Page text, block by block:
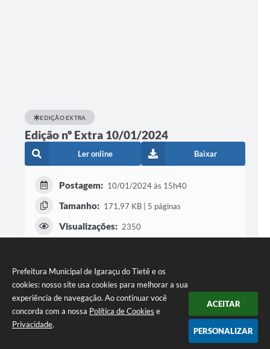
Prefeitura Municipal de Igaraçu do Tietê e os
cookies: nosso site usa cookies para melhorar a sua
experiência de navegação. Ao continuar você
concorda com a nossa Política de Cookies e
Privacidade.
ACEITAR
PERSONALIZAR
EDIÇÃO EXTRA
Edição nº Extra 10/01/2024
Ler online Baixar
Postagem: 10/01/2024 às 15h40
Tamanho: 171,97 KB | 5 páginas
Visualizações: 2350